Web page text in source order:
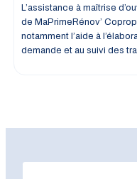
L’assistance à maîtrise
de MaPrimeRénov’
notamment l’aide à
demande et au suivi des